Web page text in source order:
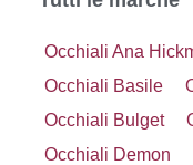
Occhiali Ana
Occhiali Basile
Occhiali Bulget
Occhiali Demon